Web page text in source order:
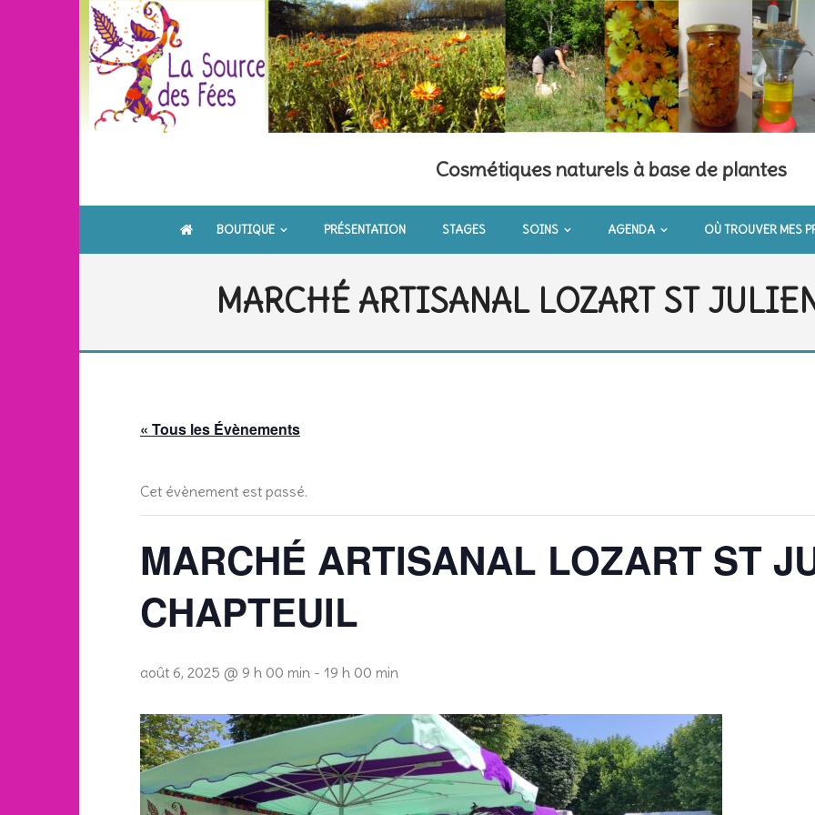
Skip
content
Cosmétiques naturels à base de plantes
BOUTIQUE PRÉSENTATION STAGES SOINS AGENDA OÙ TROUVER MES
MARCHÉ ARTISANAL LOZART ST
« Tous les Évènements
Cet évènement est passé.
MARCHÉ ARTISANAL LOZART ST
CHAPTEUIL
août 6, 2025 @ 9 h 00 min - 19 h 00 min